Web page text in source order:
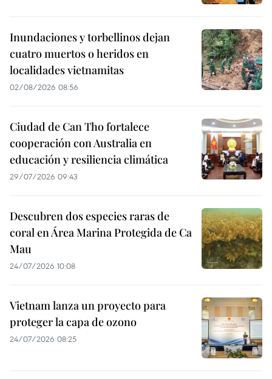
Inundaciones y torbellinos dejan
cuatro muertos o heridos en
localidades vietnamitas
02/08/2026 08:56
Ciudad de Can Tho fortalece
cooperación con Australia en
educación y resiliencia climática
29/07/2026 09:43
Descubren dos especies raras de
coral en Área Marina Protegida de Ca
Mau
24/07/2026 10:08
Vietnam lanza un proyecto para
proteger la capa de ozono
24/07/2026 08:25